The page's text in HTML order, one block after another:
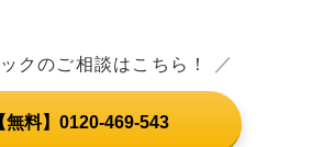
クのご相談はこちら！ ／
無料】0120-469-543